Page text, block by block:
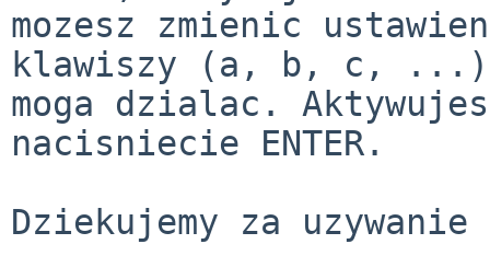
mozesz zmienic
klawiszy (a, b, c,
moga dzialac.
nacisniecie ENTER.
Dziekujemy za uzywanie